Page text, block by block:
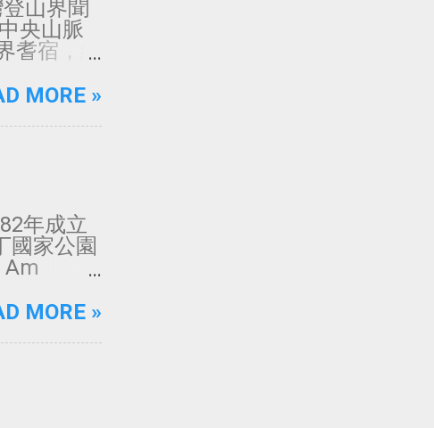
每日 24
27 興南
29 樹林
32 蘆洲
夜市 週
山界聞
央山脈
耆宿，經
山潮流。
MORE »
年成立
國家公園
Am
@
原著所
MORE »